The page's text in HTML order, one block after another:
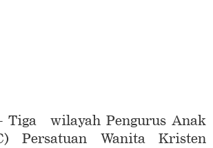
Tiga wilayah Pengurus Anak
Persatuan Wanita Kristen